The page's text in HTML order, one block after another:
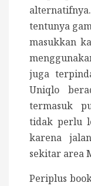
tentunya
masukkan
juga
Uniqlo
termasuk
tidak perlu
karena
sekitar area
Periplus